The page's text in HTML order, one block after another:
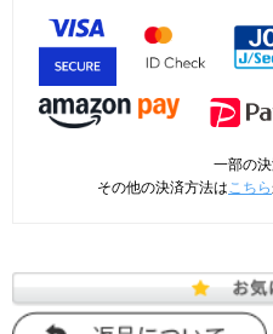
一部の
その他の決済方法はこちら